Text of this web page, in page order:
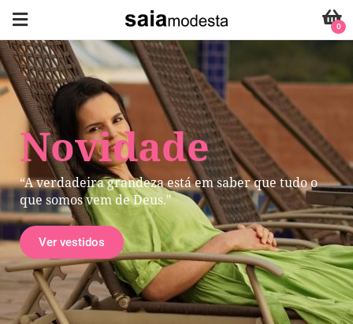
Novidade
“A verdadeira grandeza está em saber que tudo o
que somos vem de Deus."
Ver vestidos
0